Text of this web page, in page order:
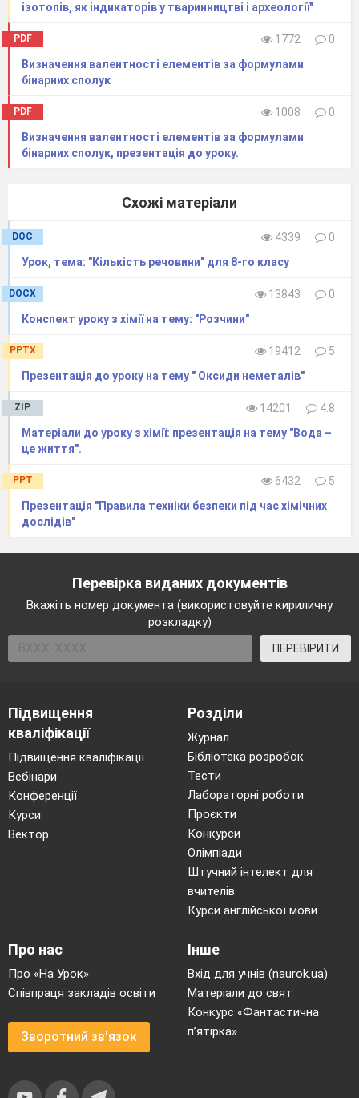
ізотопів, як індикаторів у тваринництві і археології"
PDF 1772
0
Визначення валентності елементів за формулами
бінарних сполук
PDF 1008
0
Визначення валентності елементів за формулами
бінарних сполук, презентація до уроку.
Схожі матеріали
DOC 4339
0
Урок, тема: "Кількість речовини" для 8-го класу
DOCX 13843
0
Конспект уроку з хімії на тему: "Розчини"
PPTX 19412
5
Презентація до уроку на тему " Оксиди неметалів"
ZIP 14201
4.8
Матеріали до уроку з хімії: презентація на тему "Вода –
це життя".
PPT 6432
5
Презентація "Правила техніки безпеки під час хімічних
дослідів"
Перевірка виданих документів
Вкажіть номер документа (використовуйте кириличну
розкладку)
ПЕРЕВІРИТИ
Підвищення
кваліфікації
Підвищення кваліфікації
Вебінари
Конференції
Курси
Вектор
Розділи
Журнал
Бібліотека розробок
Тести
Лабораторні роботи
Проєкти
Конкурси
Олімпіади
Штучний інтелект для
вчителів
Курси англійської мови
Про нас
Про «На Урок»
Співпраця закладів освіти
Зворотний зв'язок
Інше
Вхід для учнів (naurok.ua)
Матеріали до свят
Конкурс «Фантастична
п’ятірка»